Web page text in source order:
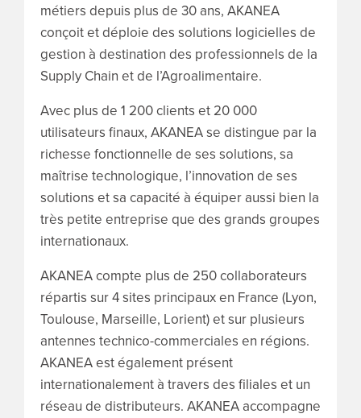
métiers depuis plus de 30 ans, AKANEA
conçoit et déploie des solutions logicielles de
gestion à destination des professionnels de la
Supply Chain et de l’Agroalimentaire.
Avec plus de 1 200 clients et 20 000
utilisateurs finaux, AKANEA se distingue par la
richesse fonctionnelle de ses solutions, sa
maîtrise technologique, l’innovation de ses
solutions et sa capacité à équiper aussi bien la
très petite entreprise que des grands groupes
internationaux.
AKANEA compte plus de 250 collaborateurs
répartis sur 4 sites principaux en France (Lyon,
Toulouse, Marseille, Lorient) et sur plusieurs
antennes technico-commerciales en régions.
AKANEA est également présent
internationalement à travers des filiales et un
réseau de distributeurs. AKANEA accompagne